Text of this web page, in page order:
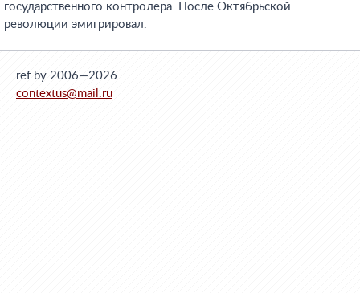
государственного контролера. После Октябрьской
революции эмигрировал.
ref.by 2006—2026
contextus@mail.ru